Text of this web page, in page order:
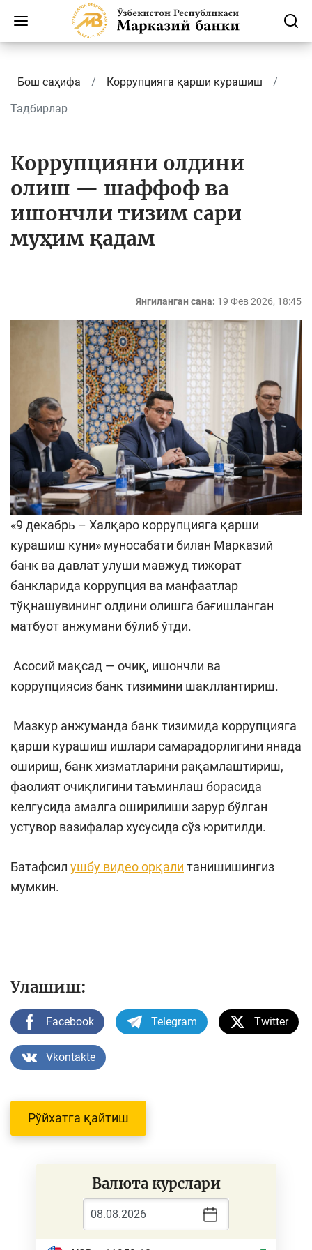
Бош саҳифа
Коррупцияга қарши курашиш
Тадбирлар
Коррупцияни олдини
олиш — шаффоф ва
ишончли тизим сари
муҳим қадам
Янгиланган сана: 19 Фев 2026, 18:45
«9 декабрь – Халқаро коррупцияга қарши
курашиш куни» муносабати билан Марказий
банк ва давлат улуши мавжуд тижорат
банкларида коррупция ва манфаатлар
тўқнашувининг олдини олишга бағишланган
матбуот анжумани бўлиб ўтди.
Асосий мақсад — очиқ, ишончли ва
коррупциясиз банк тизимини шакллантириш.
Мазкур анжуманда банк тизимида коррупцияга
қарши курашиш ишлари самарадорлигини янада
ошириш, банк хизматларини рақамлаштириш,
фаолият очиқлигини таъминлаш борасида
келгусида амалга оширилиши зарур бўлган
устувор вазифалар хусусида сўз юритилди.
Батафсил ушбу видео орқали танишишингиз
мумкин.
Улашиш:
Facebook Telegram Twitter
Vkontakte
Рўйхатга қайтиш
Валюта курслари